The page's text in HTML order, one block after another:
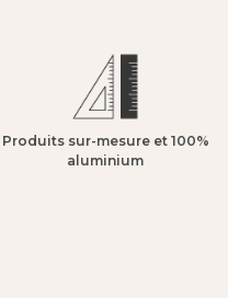
Produits sur-mesure et 100%
aluminium​